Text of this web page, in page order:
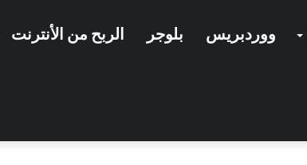
ووردبريس بلوجر الربح من الأنترنت